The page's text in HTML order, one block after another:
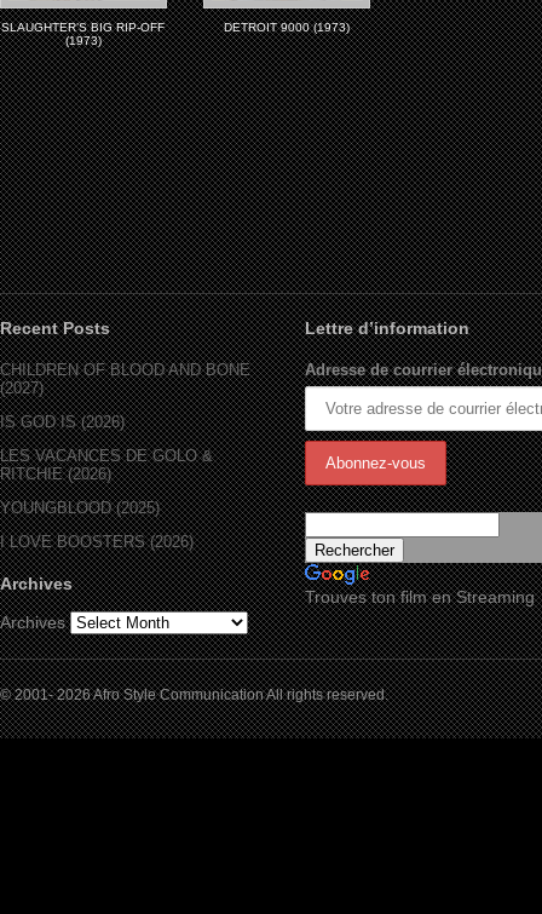
SLAUGHTER’S BIG RIP-OFF
(1973)
DETROIT 9000 (1973)
Recent Posts
CHILDREN OF BLOOD AND BONE
(2027)
IS GOD IS (2026)
LES VACANCES DE GOLO &
RITCHIE (2026)
YOUNGBLOOD (2025)
I LOVE BOOSTERS (2026)
Archives
Archives
Lettre d’information
Adresse de courrier
Trouves ton film en Streaming
© 2001- 2026 Afro Style Communication All rights reserved.